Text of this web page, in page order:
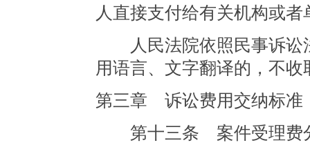
人直接支付给有关机构或
人民法院依照民事诉讼
用语言、文字翻译的，不收
第三章 诉讼费用交纳标准
第十三条 案件受理费分